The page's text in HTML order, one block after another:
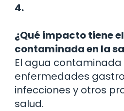
4.
¿Qué impacto tiene
contaminada en la
El agua
enfermedades
infecciones y otros
salud.